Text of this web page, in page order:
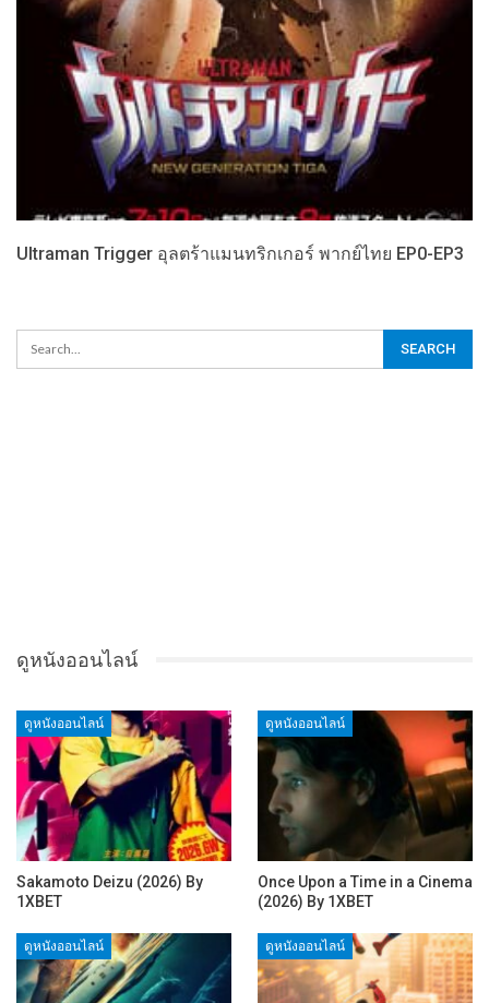
Ultraman Trigger อุลตร้าแมนทริกเกอร์ พากย์ไทย EP0-EP3
ดูหนังออนไลน์
ดูหนังออนไลน์
Sakamoto Deizu (2026) By
1XBET
ดูหนังออนไลน์
Once Upon a Time in a Cinema
(2026) By 1XBET
ดูหนังออนไลน์ ดูหนังออนไลน์